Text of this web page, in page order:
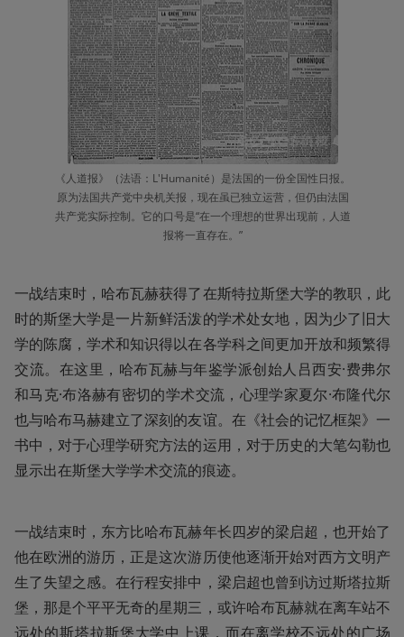
《人道报》（法语：L'Humanité）是法国的一份全国性日报。
原为法国共产党中央机关报，现在虽已独立运营，但仍由法国
共产党实际控制。它的口号是“在一个理想的世界出现前，人道
报将一直存在。”
一战结束时，哈布瓦赫获得了在斯特拉斯堡大学的教职，此
时的斯堡大学是一片新鲜活泼的学术处女地，因为少了旧大
学的陈腐，学术和知识得以在各学科之间更加开放和频繁得
交流。在这里，哈布瓦赫与年鉴学派创始人吕西安·费弗尔
和马克·布洛赫有密切的学术交流，心理学家夏尔·布隆代尔
也与哈布马赫建立了深刻的友谊。在《社会的记忆框架》一
书中，对于心理学研究方法的运用，对于历史的大笔勾勒也
显示出在斯堡大学学术交流的痕迹。
一战结束时，东方比哈布瓦赫年长四岁的梁启超，也开始了
他在欧洲的游历，正是这次游历使他逐渐开始对西方文明产
生了失望之感。在行程安排中，梁启超也曾到访过斯塔拉斯
堡，那是个平平无奇的星期三，或许哈布瓦赫就在离车站不
远处的斯塔拉斯堡大学中上课，而在离学校不远处的广场